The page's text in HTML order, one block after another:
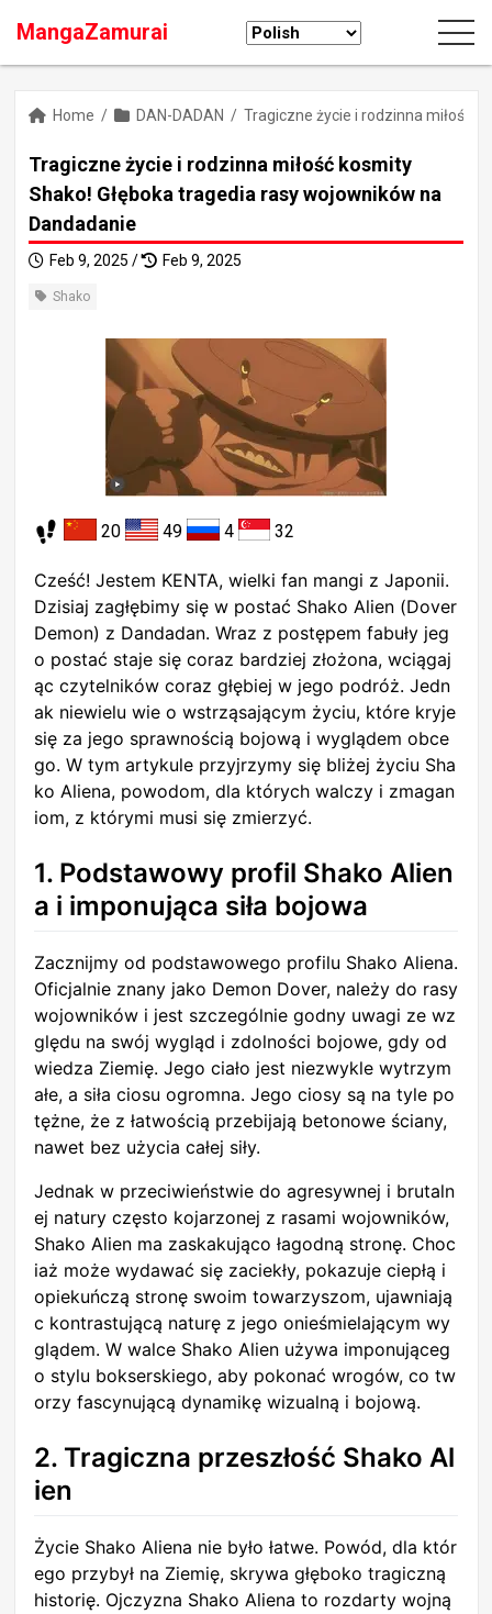
MangaZamurai
Home / DAN-DADAN / Tragiczne życie i rodzinna miłość
Tragiczne życie i rodzinna miłość kosmity
Shako! Głęboka tragedia rasy wojowników na
Dandadanie
Feb 9, 2025 / Feb 9, 2025
Shako
20 49 4 32
Cześć! Jestem KENTA, wielki fan mangi z Japonii.
Dzisiaj zagłębimy się w postać Shako Alien (Dover
Demon) z Dandadan. Wraz z postępem fabuły jeg
o postać staje się coraz bardziej złożona, wciągaj
ąc czytelników coraz głębiej w jego podróż. Jedn
ak niewielu wie o wstrząsającym życiu, które kryje
się za jego sprawnością bojową i wyglądem obce
go. W tym artykule przyjrzymy się bliżej życiu Sha
ko Aliena, powodom, dla których walczy i zmagan
iom, z którymi musi się zmierzyć.
1. Podstawowy profil Shako Alien
a i imponująca siła bojowa
Zacznijmy od podstawowego profilu Shako Aliena.
Oficjalnie znany jako Demon Dover, należy do rasy
wojowników i jest szczególnie godny uwagi ze wz
ględu na swój wygląd i zdolności bojowe, gdy od
wiedza Ziemię. Jego ciało jest niezwykle wytrzym
ałe, a siła ciosu ogromna. Jego ciosy są na tyle po
tężne, że z łatwością przebijają betonowe ściany,
nawet bez użycia całej siły.
Jednak w przeciwieństwie do agresywnej i brutaln
ej natury często kojarzonej z rasami wojowników,
Shako Alien ma zaskakująco łagodną stronę. Choc
iaż może wydawać się zaciekły, pokazuje ciepłą i
opiekuńczą stronę swoim towarzyszom, ujawniają
c kontrastującą naturę z jego onieśmielającym wy
glądem. W walce Shako Alien używa imponująceg
o stylu bokserskiego, aby pokonać wrogów, co tw
orzy fascynującą dynamikę wizualną i bojową.
2. Tragiczna przeszłość Shako Al
ien
Życie Shako Aliena nie było łatwe. Powód, dla któr
ego przybył na Ziemię, skrywa głęboko tragiczną
historię. Ojczyzna Shako Aliena to rozdarty wojną